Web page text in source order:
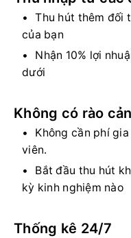
Thu hút thêm đối
của bạn
Nhận 10% lợi
dưới
Không có rào
Không cần phí
viên.
Bắt đầu thu hút
kỳ kinh nghiệm nào
Thống kê 24/7